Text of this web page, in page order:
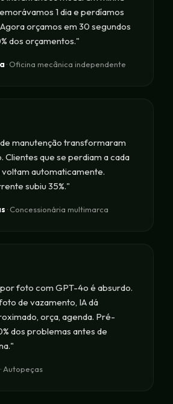
1 dia e perdíamos
orçamos em 30 segundos
dos orçamentos."
· Oficina mecânica independente
manutenção transformaram
Clientes que se perdiam a cada
automaticamente.
subiu 35%."
· Concessionária multimarca
foto com GPT-4o é absurdo.
de vazamento, IA dá
orça, agenda. Pré-
dos problemas antes de
· Autopeças